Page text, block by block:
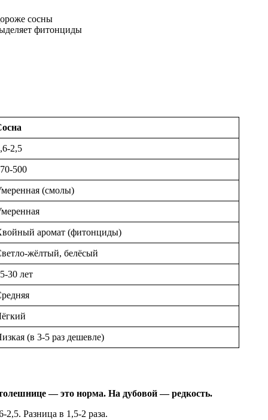
сосны
фитонциды
2,5
500
(смолы)
аромат (фитонциды)
жёлтый, белёсый
30 лет
(в 3-5 раз дешевле)
— это норма. На дубовой — редкость.
Разница в 1,5-2 раза.